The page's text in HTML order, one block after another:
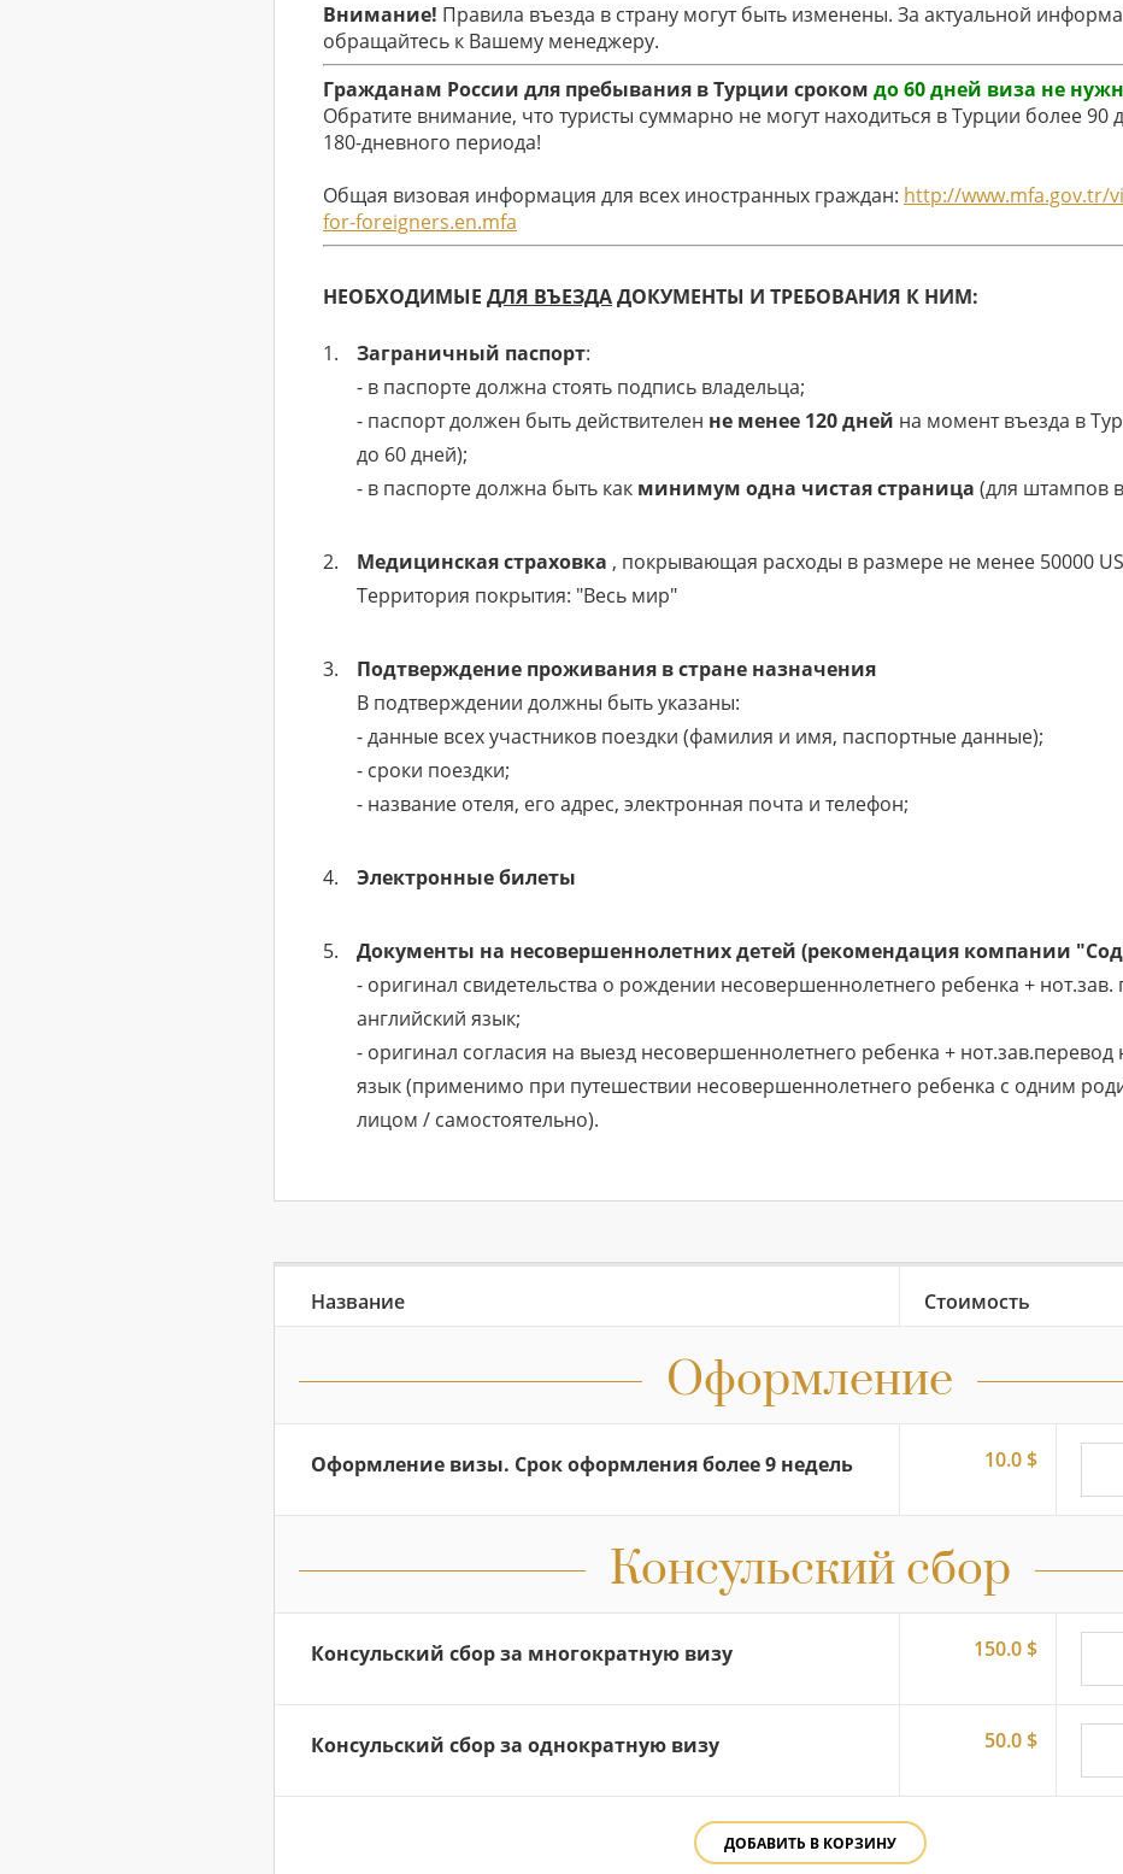
Внимание! Правила въезда в страну могут быть изменены. За актуальной
обращайтесь к Вашему менеджеру.
Гражданам России для пребывания в Турции сроком до 60 дней виза не
Обратите внимание, что туристы суммарно не могут находиться в Турции более 90
180-дневного периода!
Общая визовая информация для всех иностранных граждан: http://www.mfa.gov.tr/
for-foreigners.en.mfa
НЕОБХОДИМЫЕ ДЛЯ ВЪЕЗДАДОКУМЕНТЫ И ТРЕБОВАНИЯ К НИМ:
Заграничный паспорт:
- в паспорте должна стоять подпись владельца;
- паспорт должен быть действителен не менее 120 дней на момент въезда в
до 60 дней);
- в паспорте должна быть как минимум одна чистая страница (для штампов
Медицинская страховка , покрывающая расходы в размере не менее 50000
Территория покрытия: "Весь мир"
Подтверждение проживания в стране назначения
В подтверждении должны быть указаны:
- данные всех участников поездки (фамилия и имя, паспортные данные);
- сроки поездки;
- название отеля, его адрес, электронная почта и телефон;
Электронные билеты
Документы на несовершеннолетних детей (рекомендация компании
- оригинал свидетельства о рождении несовершеннолетнего ребенка + нот.зав.
английский язык;
- оригинал согласия на выезд несовершеннолетнего ребенка + нот.зав.перевод
язык (применимо при путешествии несовершеннолетнего ребенка с одним
лицом / самостоятельно).
Название Стоимость
Оформление
Оформление визы. Срок оформления более 9 недель 10.0 $
Консульский сбор
Консульский сбор за многократную визу 150.0 $
Консульский сбор за однократную визу 50.0 $
ДОБАВИТЬ В КОРЗИНУ